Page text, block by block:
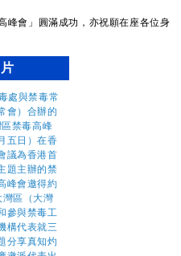
會」圓滿成功，亦祝願在座各位身